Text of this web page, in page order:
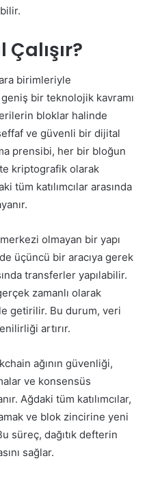
birimleriyle
bir teknolojik kavramı
bloklar halinde
ve güvenli bir dijital
prensibi, her bir bloğun
kriptografik olarak
tüm katılımcılar arasında
olmayan bir yapı
üçüncü bir aracıya gerek
transferler yapılabilir.
zamanlı olarak
getirilir. Bu durum, veri
artırır.
ağının güvenliği,
ve konsensüs
Ağdaki tüm katılımcılar,
ve blok zincirine yeni
süreç, dağıtık defterin
sağlar.